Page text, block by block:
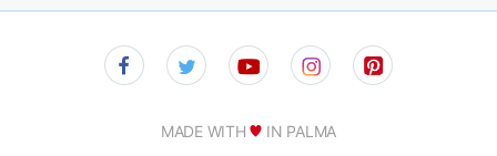
MADE WITH IN PALMA